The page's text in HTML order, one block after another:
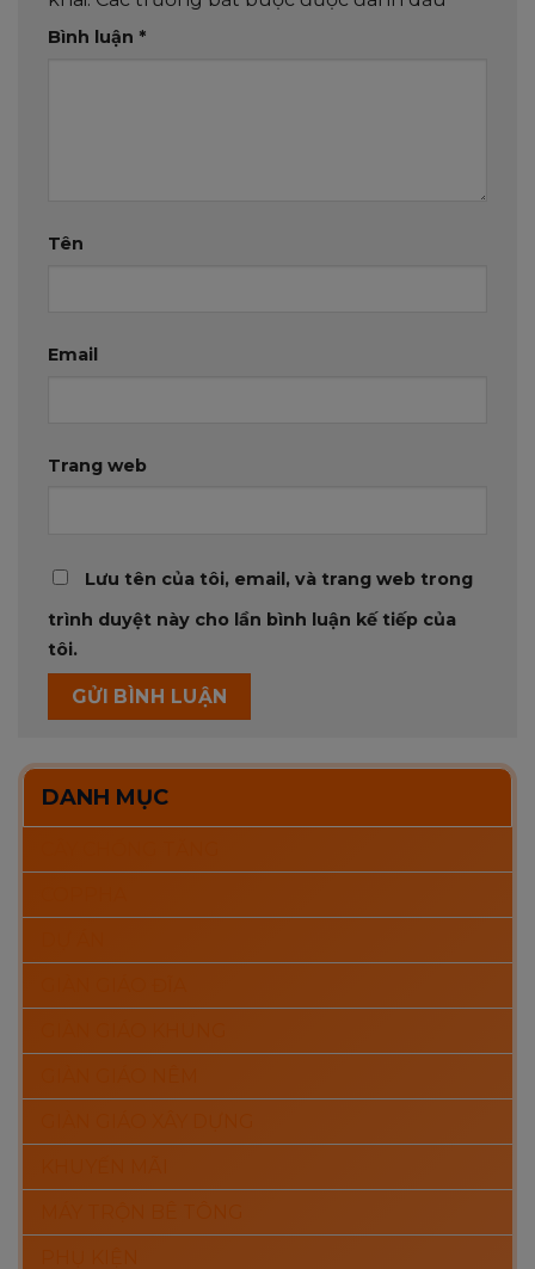
Bình luận *
Tên
Email
Trang web
Lưu tên của tôi, email, và trang web trong
trình duyệt này cho lần bình luận kế tiếp của
tôi.
DANH MỤC